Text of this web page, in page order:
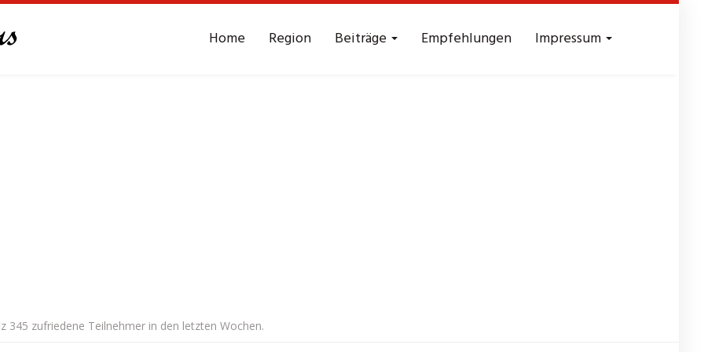
Home Region Beiträge Empfehlungen Impressum
345 zufriedene Teilnehmer in den letzten Wochen.